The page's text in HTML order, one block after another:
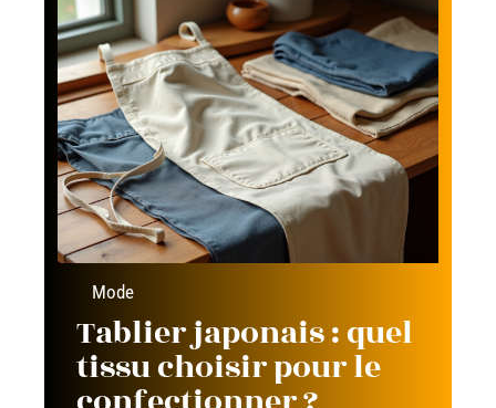
Mode
Tablier japonais : quel
tissu choisir pour le